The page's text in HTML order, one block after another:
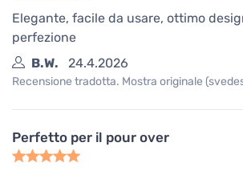
Elegante, facile da usare, ottimo
perfezione
B.W.
24.4.2026
Recensione tradotta. Mostra originale
Perfetto per il pour over